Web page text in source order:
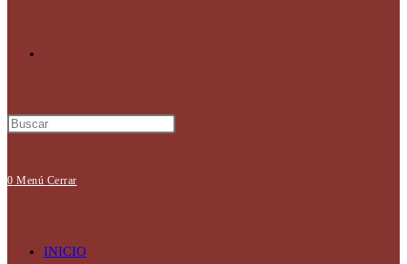
0 Menú Cerrar
INICIO